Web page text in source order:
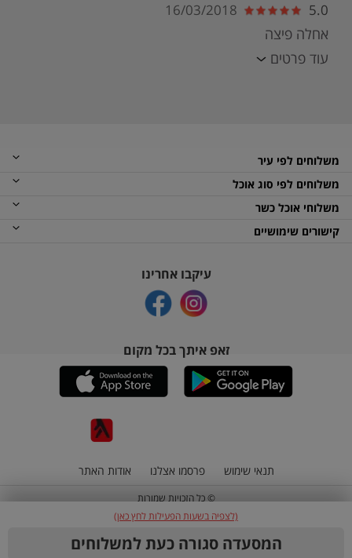
5.0
16/03/2018
אחלה פיצה
עוד פרטים
משלוחים לפי עיר
משלוחים לפי סוג אוכל
משלוחי אוכל כשר
קישורים שימושיים
עיקבו אחרינו
זאפ איתך בכל מקום
תנאי שימוש פרסמו אצלנו אודות האתר
© כל הזכויות שמורות
(לצפיה בשעות הפעילות לחץ כאן)
המסעדה סגורה כעת למשלוחים